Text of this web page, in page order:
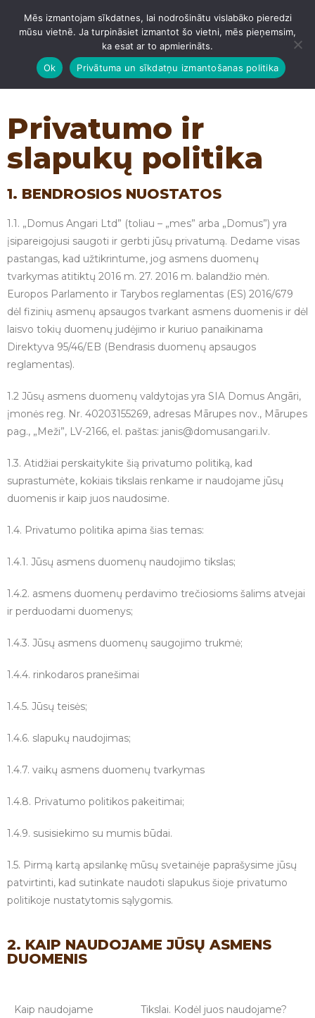
IZVĒLNE
Privatumo ir
slapukų politika
1. BENDROSIOS NUOSTATOS
1.1. „Domus Angari Ltd” (toliau – „mes” arba „Domus”) yra
įsipareigojusi saugoti ir gerbti jūsų privatumą. Dedame visas
pastangas, kad užtikrintume, jog asmens duomenų
tvarkymas atitiktų 2016 m. 27. 2016 m. balandžio mėn.
Europos Parlamento ir Tarybos reglamentas (ES) 2016/679
dėl fizinių asmenų apsaugos tvarkant asmens duomenis ir dėl
laisvo tokių duomenų judėjimo ir kuriuo panaikinama
Direktyva 95/46/EB (Bendrasis duomenų apsaugos
reglamentas).
1.2 Jūsų asmens duomenų valdytojas yra SIA Domus Angāri,
įmonės reg. Nr. 40203155269, adresas Mārupes nov., Mārupes
pag., „Meži”, LV-2166, el. paštas: janis@domusangari.lv.
1.3. Atidžiai perskaitykite šią privatumo politiką, kad
suprastumėte, kokiais tikslais renkame ir naudojame jūsų
duomenis ir kaip juos naudosime.
1.4. Privatumo politika apima šias temas:
1.4.1. Jūsų asmens duomenų naudojimo tikslas;
1.4.2. asmens duomenų perdavimo trečiosioms šalims atvejai
ir perduodami duomenys;
1.4.3. Jūsų asmens duomenų saugojimo trukmė;
1.4.4. rinkodaros pranešimai
1.4.5. Jūsų teisės;
1.4.6. slapukų naudojimas;
1.4.7. vaikų asmens duomenų tvarkymas
1.4.8. Privatumo politikos pakeitimai;
1.4.9. susisiekimo su mumis būdai.
1.5. Pirmą kartą apsilankę mūsų svetainėje paprašysime jūsų
patvirtinti, kad sutinkate naudoti slapukus šioje privatumo
politikoje nustatytomis sąlygomis.
2. KAIP NAUDOJAME JŪSŲ ASMENS
DUOMENIS
Kaip naudojame
Tikslai. Kodėl juos naudojame?
Mēs izmantojam sīkdatnes, lai nodrošinātu vislabāko pieredzi
mūsu vietnē. Ja turpināsiet izmantot šo vietni, mēs pieņemsim,
ka esat ar to apmierināts.
Ok
Privātuma un sīkdatņu izmantošanas politika